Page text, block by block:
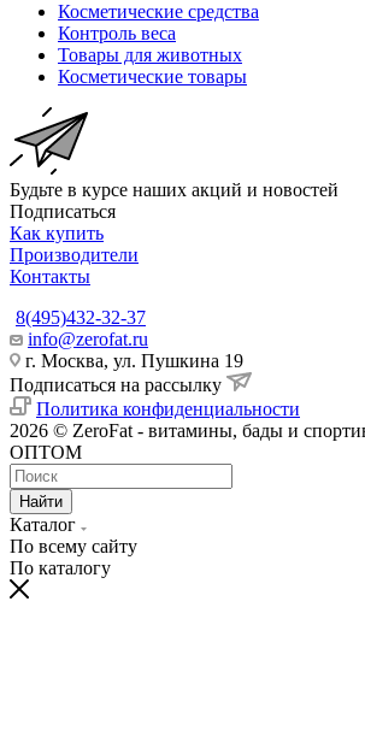
Косметические средства
Контроль веса
Товары для животных
Косметические товары
Будьте в курсе наших акций и новостей
Подписаться
Как купить
Производители
Контакты
8(495)432-32-37
info@zerofat.ru
г. Москва, ул. Пушкина 19
Подписаться на рассылку
Политика конфиденциальности
2026 © ZeroFat - витамины, бады и
ОПТОМ
Найти
Каталог
По всему сайту
По каталогу